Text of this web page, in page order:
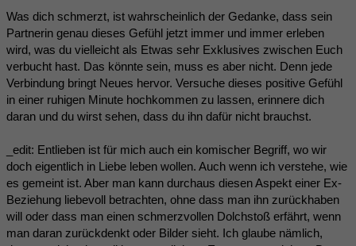
Was dich schmerzt, ist wahrscheinlich der Gedanke, dass sein
Partnerin genau dieses Gefühl jetzt immer und immer erleben
wird, was du vielleicht als Etwas sehr Exklusives zwischen Euch
verbucht hast. Das könnte sein, muss es aber nicht. Denn jede
Verbindung bringt Neues hervor. Versuche dieses positive Gefühl
in einer ruhigen Minute hochkommen zu lassen, erinnere dich
daran und du wirst sehen, dass du ihn dafür nicht brauchst.
_edit: Entlieben ist für mich auch ein komischer Begriff, wo wir
doch eigentlich in Liebe leben wollen. Auch wenn ich verstehe, wie
es gemeint ist. Aber man kann durchaus diesen Aspekt einer Ex-
Beziehung liebevoll betrachten, ohne dass man ihn zurückhaben
will oder dass man einen schmerzvollen Dolchstoß erfährt, wenn
man daran zurückdenkt oder Bilder sieht. Ich glaube nämlich,